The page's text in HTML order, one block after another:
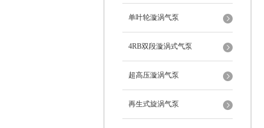
单叶轮漩涡气泵
4RB双段漩涡式气泵
超高压漩涡气泵
再生式旋涡气泵